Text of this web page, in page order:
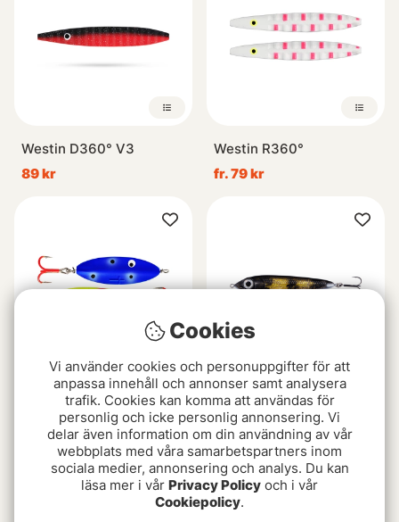
Westin D360° V3
89 kr
Westin R360°
fr. 79 kr
Westin Præsten Wired
Nyhet
SvartZonker Rumbling
Jerk 12cm, 37g
129 kr
Cookies
Vi använder cookies och personuppgifter för att
anpassa innehåll och annonser samt analysera
trafik. Cookies kan komma att användas för
personlig och icke personlig annonsering. Vi
delar även information om din användning av vår
webbplats med våra samarbetspartners inom
sociala medier, annonsering och analys. Du kan
läsa mer i vår Privacy Policy och i vår
Cookiepolicy.